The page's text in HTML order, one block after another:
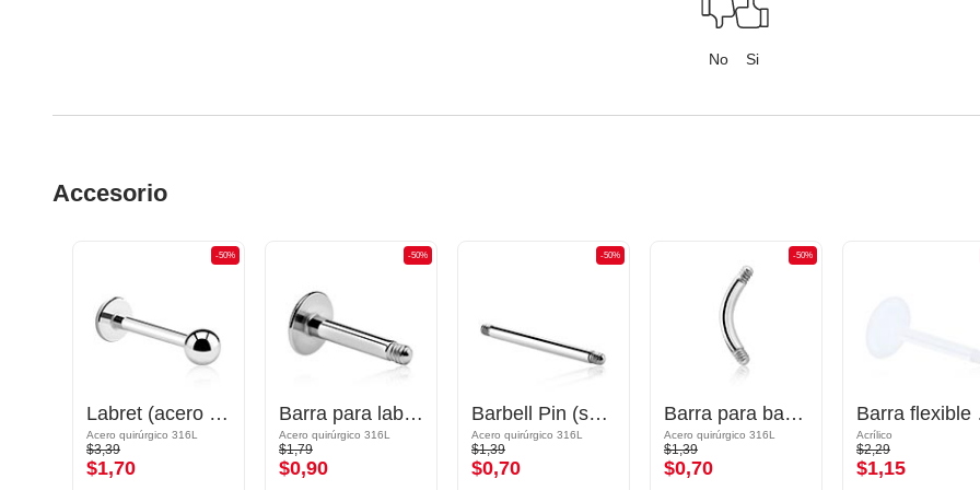
No Si
Accesorio
-50%
Labret (acero quirúrgico, plateado, acabado brillante)
Acero quirúrgico 316L
$3,39
$1,70
-50%
Barra para labret (acero quirúrgico, plateado, acabado brillante)
Acero quirúrgico 316L
$1,79
$0,90
-50%
Barbell Pin (surgical steel, silver, shiny finish)
Acero quirúrgico 316L
$1,39
$0,70
-50%
Barra para banana
Acero quirúrgico 316L
$1,39
$0,70
Acrílico
$2,29
$1,15